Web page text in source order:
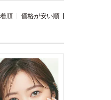
順 価格が安い順